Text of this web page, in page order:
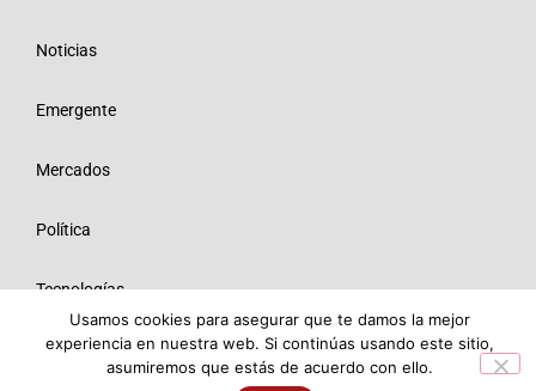
Noticias
Emergente
Mercados
Política
Tecnologías
Opinión
Usamos cookies para asegurar que te damos la mejor
experiencia en nuestra web. Si continúas usando este sitio,
asumiremos que estás de acuerdo con ello.